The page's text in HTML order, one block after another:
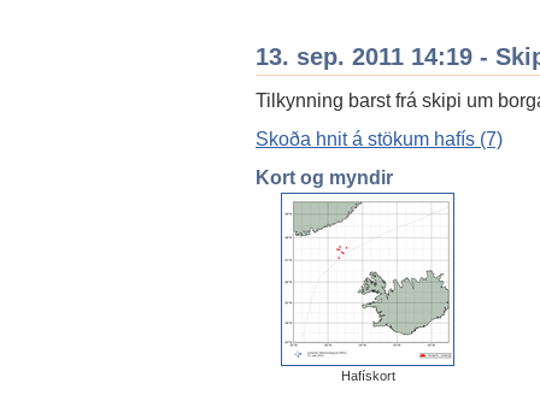
13. sep. 2011 14:19 -
Tilkynning barst frá skipi um
Skoða hnit á stökum hafís (7)
Kort og myndir
Hafískort